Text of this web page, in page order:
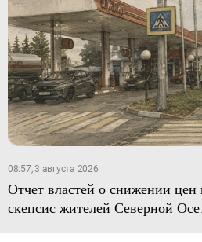
08:57, 3 августа 2026
Отчет властей о снижении цен
скепсис жителей Северной